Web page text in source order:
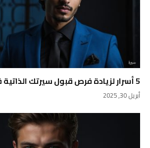
5 أسرار لزيادة فرص قبول سيرتك الذاتية في 824
أبريل 30, 2025